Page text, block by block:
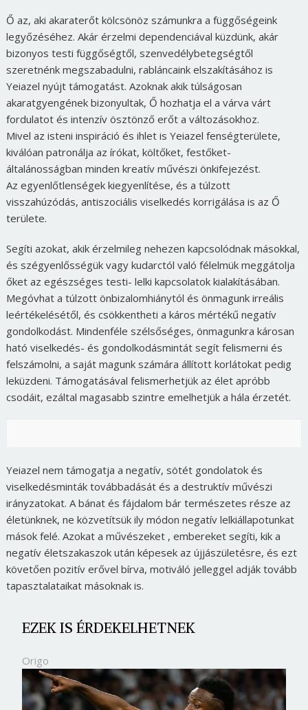
Ő az, aki akaraterőt kölcsönöz számunkra a függőségeink
legyőzéséhez. Akár érzelmi dependenciával küzdünk, akár
bizonyos testi függőségtől, szenvedélybetegségtől
szeretnénk megszabadulni, rabláncaink elszakításához is
Yeiazel nyújt támogatást. Azoknak akik túlságosan
akaratgyengének bizonyultak, Ő hozhatja el a várva várt
fordulatot és intenzív ösztönző erőt a változásokhoz.
Mivel az isteni inspiráció és ihlet is Yeiazel fenségterülete,
kiválóan patronálja az írókat, költőket, festőket-
általánosságban minden kreatív művészi önkifejezést.
Az egyenlőtlenségek kiegyenlítése, és a túlzott
visszahúzódás, antiszociális viselkedés korrigálása is az Ő
területe.
Segíti azokat, akik érzelmileg nehezen kapcsolódnak másokkal,
és szégyenlősségük vagy kudarctól való félelmük meggátolja
őket az egészséges testi- lelki kapcsolatok kialakításában.
Megóvhat a túlzott önbizalomhiánytól és önmagunk irreális
leértékelésétől, és csökkentheti a káros mértékű negatív
gondolkodást. Mindenféle szélsőséges, önmagunkra károsan
ható viselkedés- és gondolkodásmintát segít felismerni és
felszámolni, a saját magunk számára állított korlátokat pedig
leküzdeni. Támogatásával felismerhetjük az élet apróbb
csodáit, ezáltal magasabb szintre emelhetjük a hála érzetét.
Yeiazel nem támogatja a negatív, sötét gondolatok és
viselkedésminták továbbadását és a destruktív művészi
irányzatokat. A bánat és fájdalom bár természetes része az
életünknek, ne közvetítsük ily módon negatív lelkiállapotunkat
mások felé. Azokat a művészeket , embereket segíti, kik a
negatív életszakaszok után képesek az újjászületésre, és ezt
követően pozitív erővel bírva, motiváló jelleggel adják tovább
tapasztalataikat másoknak is.
EZEK IS ÉRDEKELHETNEK
Origo